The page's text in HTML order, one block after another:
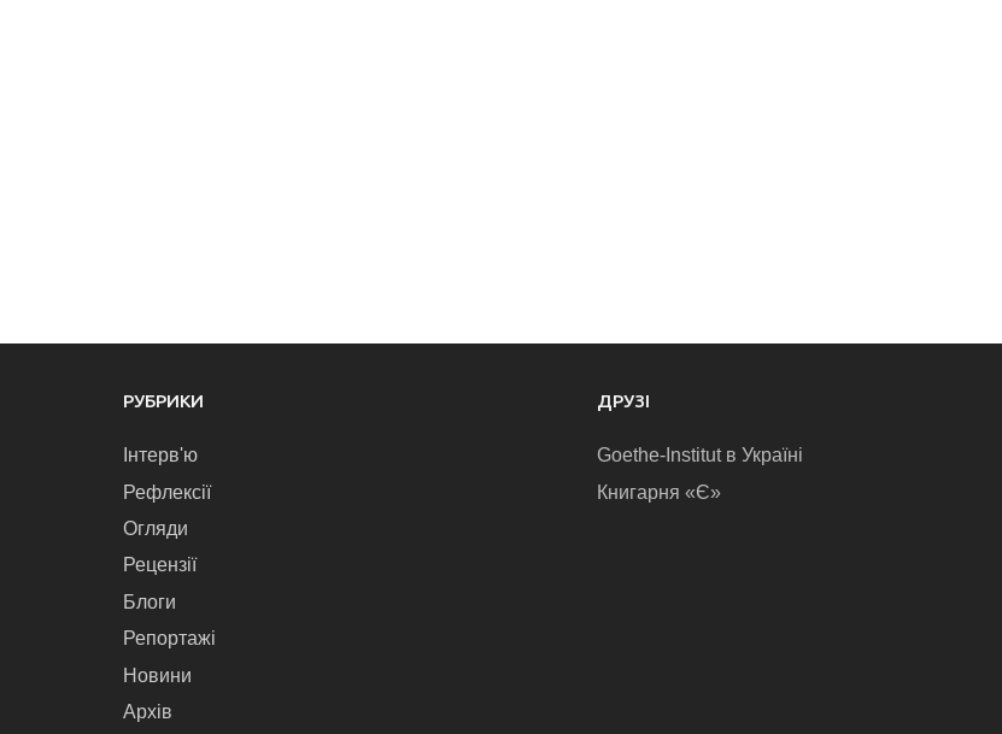
РУБРИКИ
Інтерв'ю
Рефлексії
Огляди
Рецензії
Блоги
Репортажі
Новини
Архів
ДРУЗІ
Goethe-Institut в Україні
Книгарня «Є»